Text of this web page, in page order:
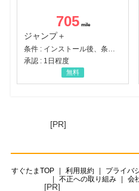
705
ジャンプ＋
承認 : 1日程度
無料
[PR]
すぐたまTOP 利用規約 プライバ
不正への取り組み
会
[PR]